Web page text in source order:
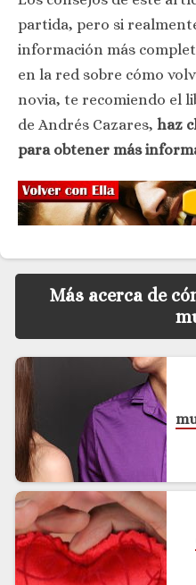
partida, pero si
información más
en la red sobre cómo
novia, te recomiendo el
de Andrés Cazares, haz
para obtener más
Más acerca de